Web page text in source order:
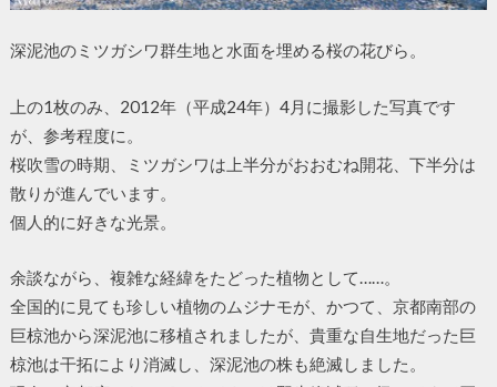
深泥池のミツガシワ群生地と水面を埋める桜の花びら。
上の1枚のみ、2012年（平成24年）4月に撮影した写真です
が、参考程度に。
桜吹雪の時期、ミツガシワは上半分がおおむね開花、下半分は
散りが進んでいます。
個人的に好きな光景。
余談ながら、複雑な経緯をたどった植物として……。
全国的に見ても珍しい植物のムジナモが、かつて、京都南部の
巨椋池から深泥池に移植されましたが、貴重な自生地だった巨
椋池は干拓により消滅し、深泥池の株も絶滅しました。